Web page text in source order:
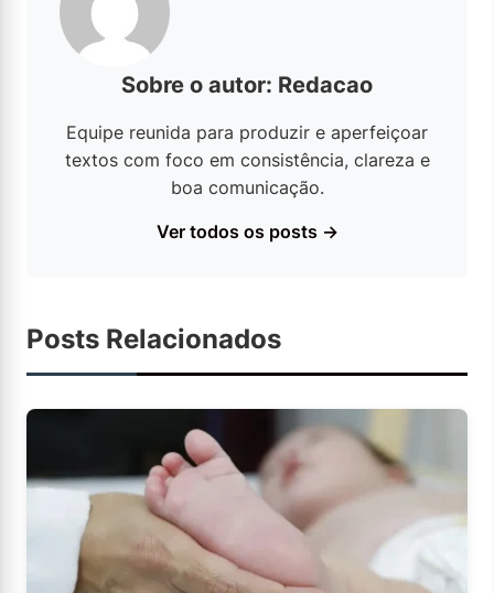
Sobre o autor: Redacao
Equipe reunida para produzir e aperfeiçoar
textos com foco em consistência, clareza e
boa comunicação.
Ver todos os posts →
Posts Relacionados